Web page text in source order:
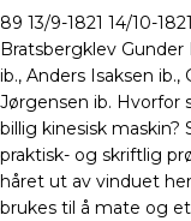
89 13/9-1821 14/10-
Bratsbergklev Gunder
ib., Anders Isaksen
Jørgensen ib. Hvorfor
billig kinesisk
praktisk- og skriftlig
håret ut av vinduet
brukes til å mate og